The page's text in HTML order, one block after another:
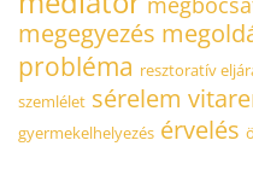
megegyezés
probléma resztoratív
szemlélet sérelem
gyermekelhelyezés érvelés